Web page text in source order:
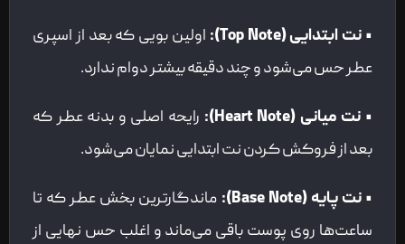
• نت ابتدایی (Top Note):
اولین بویی که بعد از اسپری
عطر حس می‌شود و چند دقیقه بیشتر دوام ندارد.
• نت میانی (Heart Note):
رایحه اصلی و بدنه عطر که
بعد از فروکش‌ کردن نت ابتدایی نمایان می‌شود.
•نت پایه (Base Note):
ماندگارترین بخش عطر که تا
ساعت‌ها روی پوست باقی می‌ماند و اغلب حس نهایی از